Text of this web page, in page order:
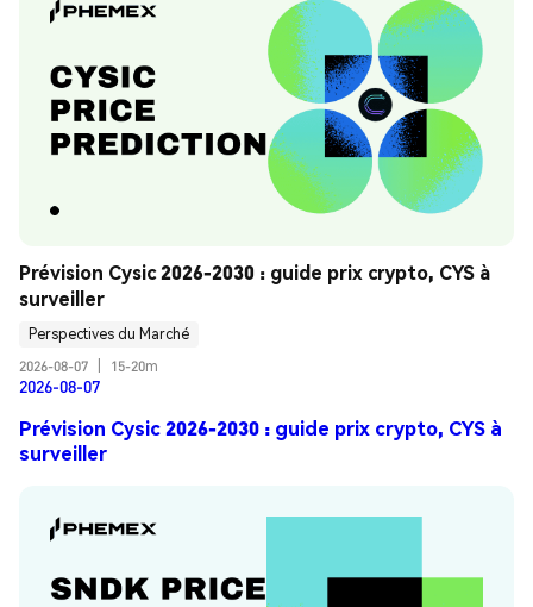
Prévision Cysic 2026-2030 : guide prix crypto, CYS à
surveiller
Perspectives du Marché
2026-08-07
15-20m
2026-08-07
Prévision Cysic 2026-2030 : guide prix crypto, CYS à
surveiller